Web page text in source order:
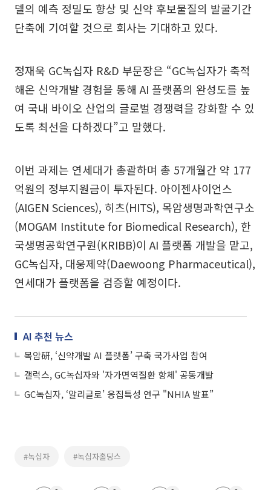
델의 예측 정밀도 향상 및 신약 후보물질의 발굴기간
단축에 기여할 것으로 회사는 기대하고 있다.
정재욱 GC녹십자 R&D 부문장은 “GC녹십자가 축적
해온 신약개발 경험을 통해 AI 플랫폼의 완성도를 높
여 국내 바이오 산업의 글로벌 경쟁력을 강화할 수 있
도록 최선을 다하겠다”고 말했다.
이번 과제는 연세대가 총괄하며 총 57개월간 약 177
억원의 정부지원금이 투자된다. 아이젠사이언스
(AIGEN Sciences), 히츠(HITS), 목암생명과학연구소
(MOGAM Institute for Biomedical Research), 한
국생명공학연구원(KRIBB)이 AI 플랫폼 개발을 맡고,
GC녹십자, 대웅제약(Daewoong Pharmaceutical),
연세대가 플랫폼을 검증할 예정이다.
AI 추천 뉴스
목암硏, ‘신약개발 AI 플랫폼’ 구축 국가사업 참여
갤럭스, GC녹십자와 '자가면역질환 항체' 공동개발
GC녹십자, ‘알리글로’ 응집특성 연구 "NHIA 발표”
#녹십자 #녹십자홀딩스